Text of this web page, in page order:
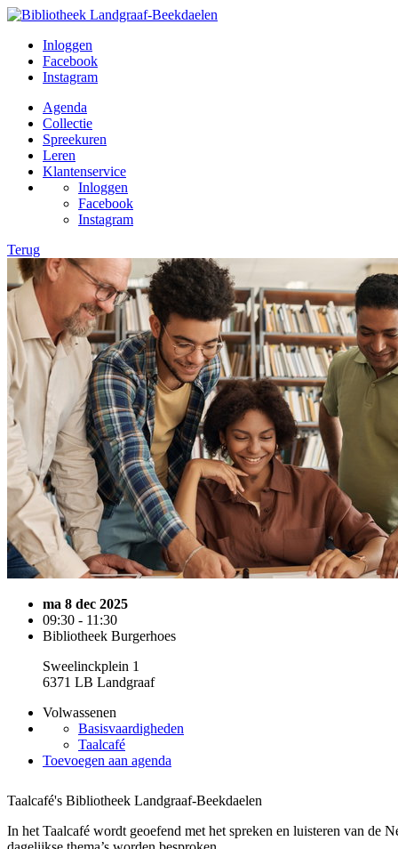
Inloggen
Facebook
Instagram
Agenda
Collectie
Spreekuren
Leren
Klantenservice
Inloggen
Facebook
Instagram
Terug
ma 8 dec 2025
09:30 - 11:30
Bibliotheek Burgerhoes
Sweelinckplein 1
6371 LB Landgraaf
Volwassenen
Basisvaardigheden
Taalcafé
Toevoegen aan agenda
Taalcafé's Bibliotheek Landgraaf-Beekdaelen
In het Taalcafé wordt geoefend met het spreken en luisteren van de